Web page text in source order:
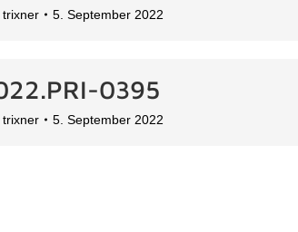
trixner 5. September 2022
0395
trixner 5. September 2022